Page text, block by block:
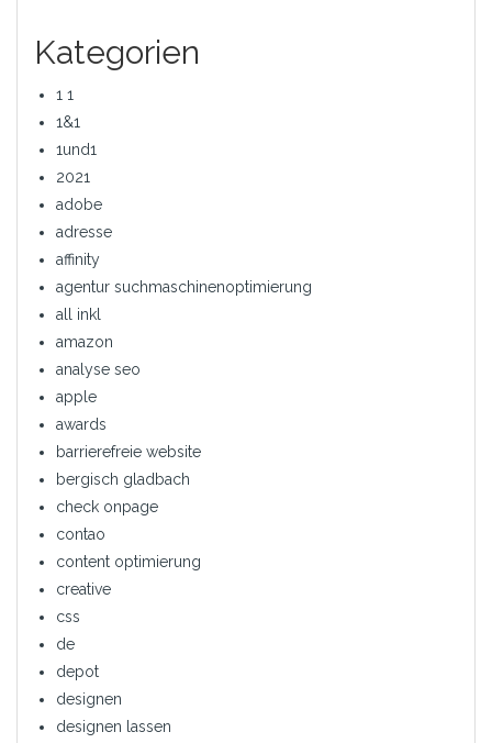
Kategorien
1 1
1&1
1und1
2021
adobe
adresse
affinity
agentur suchmaschinenoptimierung
all inkl
amazon
analyse seo
apple
awards
barrierefreie website
bergisch gladbach
check onpage
contao
content optimierung
creative
css
de
depot
designen
designen lassen